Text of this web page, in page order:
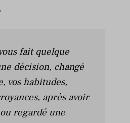
fait quelque
décision, changé
vos habitudes,
après avoir
regardé une